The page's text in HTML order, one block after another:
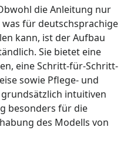
die Anleitung nur
für deutschsprachige
kann, ist der Aufbau
Sie bietet eine
eine Schritt-für-Schritt-
sowie Pflege- und
intuitiven
besonders für die
des Modells von